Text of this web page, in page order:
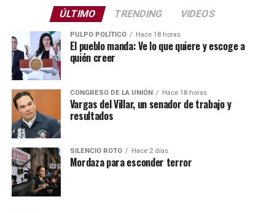
ÚLTIMO TRENDING VIDEOS
PULPO POLÍTICO Hace 18 horas
El pueblo manda: Ve lo que quiere y escoge a
quién creer
CONGRESO DE LA UNIÓN Hace 18 horas
Vargas del Villar, un senador de trabajo y
resultados
SILENCIO ROTO Hace 2 días
Mordaza para esconder terror